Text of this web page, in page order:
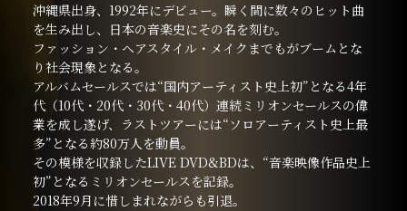
沖縄県出身、1992年にデビュー。瞬く間に数々のヒット曲
を生み出し、日本の音楽史にその名を刻む。
ファッション・ヘアスタイル・メイクまでもがブームとな
り社会現象となる。
アルバムセールスでは“国内アーティスト史上初”となる4年
代（10代・20代・30代・40代）連続ミリオンセールスの偉
業を成し遂げ、ラストツアーには“ソロアーティスト史上最
多”となる約80万人を動員。
その模様を収録したLIVE DVD&BDは、“音楽映像作品史上
初”となるミリオンセールスを記録。
2018年9月に惜しまれながらも引退。